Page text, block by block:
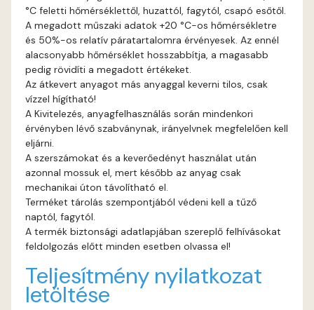
Gecco-green D
Gold-yellow B
Gold-yellow C
Graphit B
Grass-green C
°C feletti hőmérséklettől, huzattól, fagytól, csapó esőtől.
A megadott műszaki adatok +20 °C-os hőmérsékletre
és 50%-os relatív páratartalomra érvényesek. Az ennél
alacsonyabb hőmérséklet hosszabbítja, a magasabb
pedig rövidíti a megadott értékeket.
Az átkevert anyagot más anyaggal keverni tilos, csak
vízzel hígítható!
A Kivitelezés, anyagfelhasználás során mindenkori
érvényben lévő szabványnak, irányelvnek megfelelően kell
eljárni.
A szerszámokat és a keverőedényt használat után
azonnal mossuk el, mert később az anyag csak
mechanikai úton távolítható el.
Terméket tárolás szempontjából védeni kell a tűző
naptól, fagytól.
A termék biztonsági adatlapjában szereplő felhívásokat
feldolgozás előtt minden esetben olvassa el!
Teljesítmény nyilatkozat
letöltése